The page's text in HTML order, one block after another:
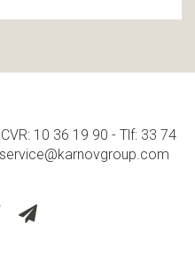
10 36 19 90 - Tlf: 33 74